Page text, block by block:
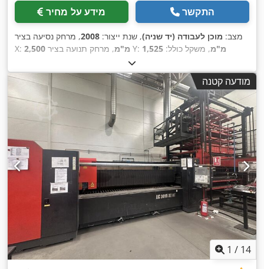
מידע על מחיר התקשר
מצב: מוכן לעבודה (יד שניה), שנת ייצור: 2008, מרחק נסיעה בציר
X:
2,500 מ"מ , מרחק תנועה בציר Y: 1,525 מ"מ, משקל כולל:
, עומס שולחן:
מודעה קטנה
1 / 14